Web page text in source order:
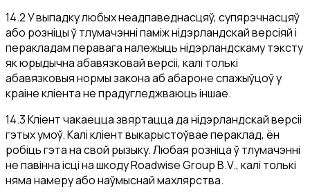
14.2 У выпадку любых неадпаведнасцяў, супярэчнасцяў
або розніцы ў тлумачэнні паміж нідэрландскай версіяй і
перакладам перавага належыць нідэрландскаму тэксту
як юрыдычна абавязковай версіі, калі толькі
абавязковыя нормы закона аб абароне спажыўцоў у
краіне кліента не прадугледжваюць іншае.
14.3 Кліент чакаецца звяртацца да нідэрландскай версіі
гэтых умоў. Калі кліент выкарыстоўвае пераклад, ён
робіць гэта на свой рызыку. Любая розніца ў тлумачэнні
не павінна ісці на шкоду Roadwise Group B.V., калі толькі
няма намеру або наўмыснай махлярства.